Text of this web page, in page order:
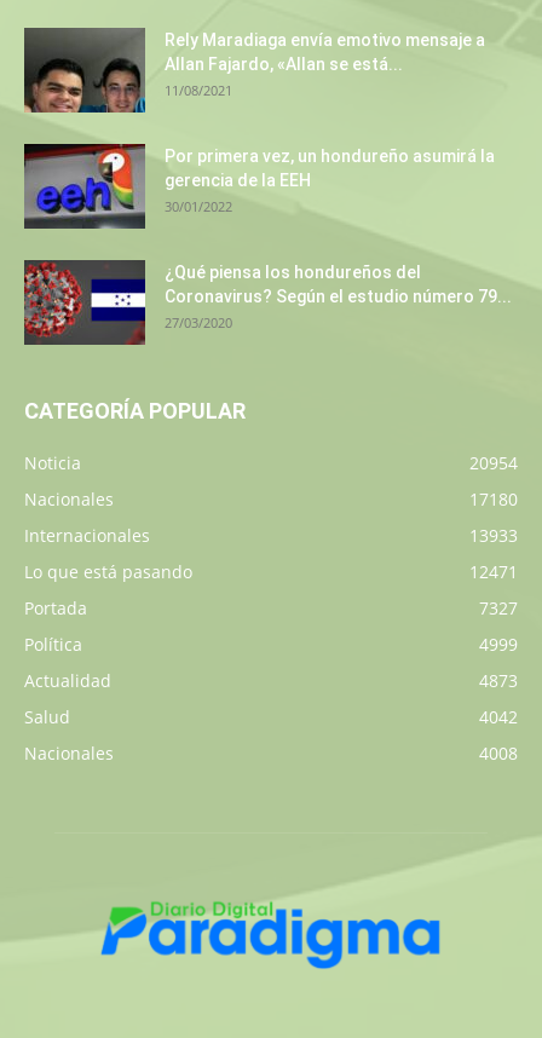
Rely Maradiaga envía emotivo mensaje a
Allan Fajardo, «Allan se está...
11/08/2021
Por primera vez, un hondureño asumirá la
gerencia de la EEH
30/01/2022
¿Qué piensa los hondureños del
Coronavirus? Según el estudio número 79...
27/03/2020
CATEGORÍA POPULAR
Noticia
20954
Nacionales
17180
Internacionales
13933
Lo que está pasando
12471
Portada
7327
Política
4999
Actualidad
4873
Salud
4042
Nacionales
4008